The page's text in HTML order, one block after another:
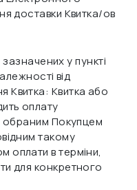
доставки Квитка/ов
зазначених у пункті
від
Квитка: Квитка або
оплату
обраним Покупцем
такому
оплати в терміни,
для конкретного